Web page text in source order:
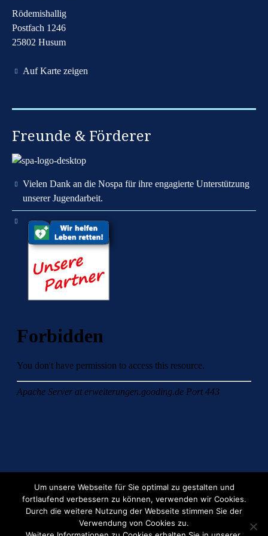
Rödemishallig
Postfach 1246
25802 Husum
Auf Karte zeigen
Freunde & Förderer
Vielen Dank an die Nospa für ihre engagierte Unterstützung
unserer Jugendarbeit.
Um unsere Webseite für Sie optimal zu gestalten und
fortlaufend verbessern zu können, verwenden wir Cookies.
Durch die weitere Nutzung der Webseite stimmen Sie der
Verwendung von Cookies zu.